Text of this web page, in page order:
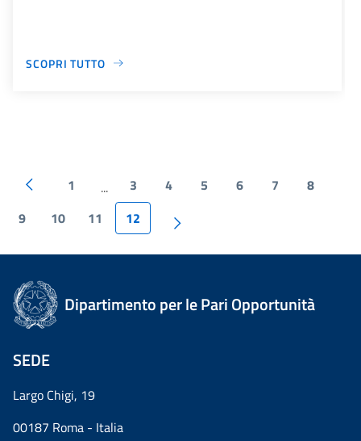
SCOPRI TUTTO
1 ... 3 4 5 6 7
8
9
10 11 12
Dipartimento per le Pari Opportunità
SEDE
Largo Chigi, 19
00187 Roma - Italia